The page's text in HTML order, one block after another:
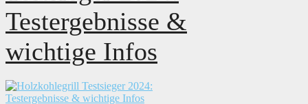
Testergebnisse &
wichtige Infos